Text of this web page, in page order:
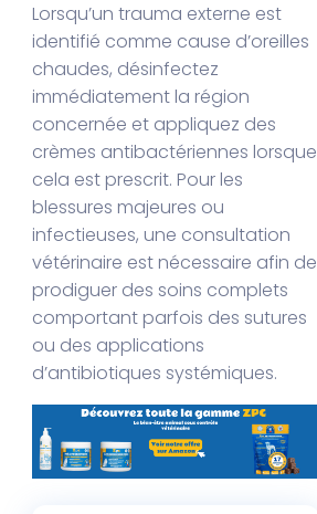
Lorsqu’un trauma externe est
identifié comme cause d’oreilles
chaudes, désinfectez
immédiatement la région
concernée et appliquez des
crèmes antibactériennes lorsque
cela est prescrit. Pour les
blessures majeures ou
infectieuses, une consultation
vétérinaire est nécessaire afin de
prodiguer des soins complets
comportant parfois des sutures
ou des applications
d’antibiotiques systémiques.